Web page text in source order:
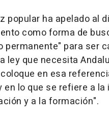
popular ha apelado al
como forma de
permanente" para ser
ley que necesita
en esa
en lo que se refiere a
y a la formación".